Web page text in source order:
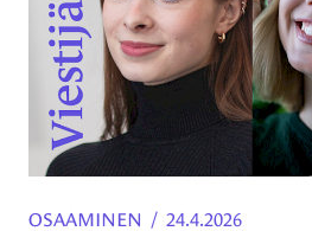
OSAAMINEN / 24.4.2026